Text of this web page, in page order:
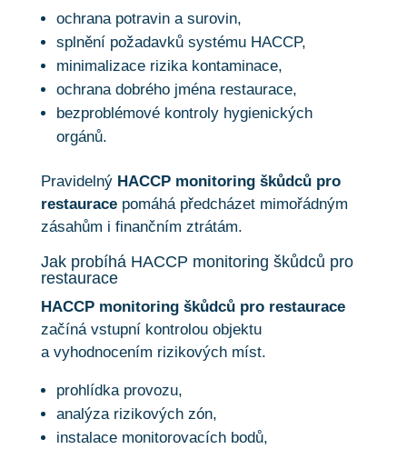
ochrana potravin a surovin,
splnění požadavků systému HACCP,
minimalizace rizika kontaminace,
ochrana dobrého jména restaurace,
bezproblémové kontroly hygienických
orgánů.
Pravidelný HACCP monitoring škůdců pro
restauracepomáhá předcházet mimořádným
zásahům i finančním ztrátám.
Jak probíhá HACCP monitoring škůdců pro
restaurace
HACCP monitoring škůdců pro restaurace
začíná vstupní kontrolou objektu
a vyhodnocením rizikových míst.
prohlídka provozu,
analýza rizikových zón,
instalace monitorovacích bodů,